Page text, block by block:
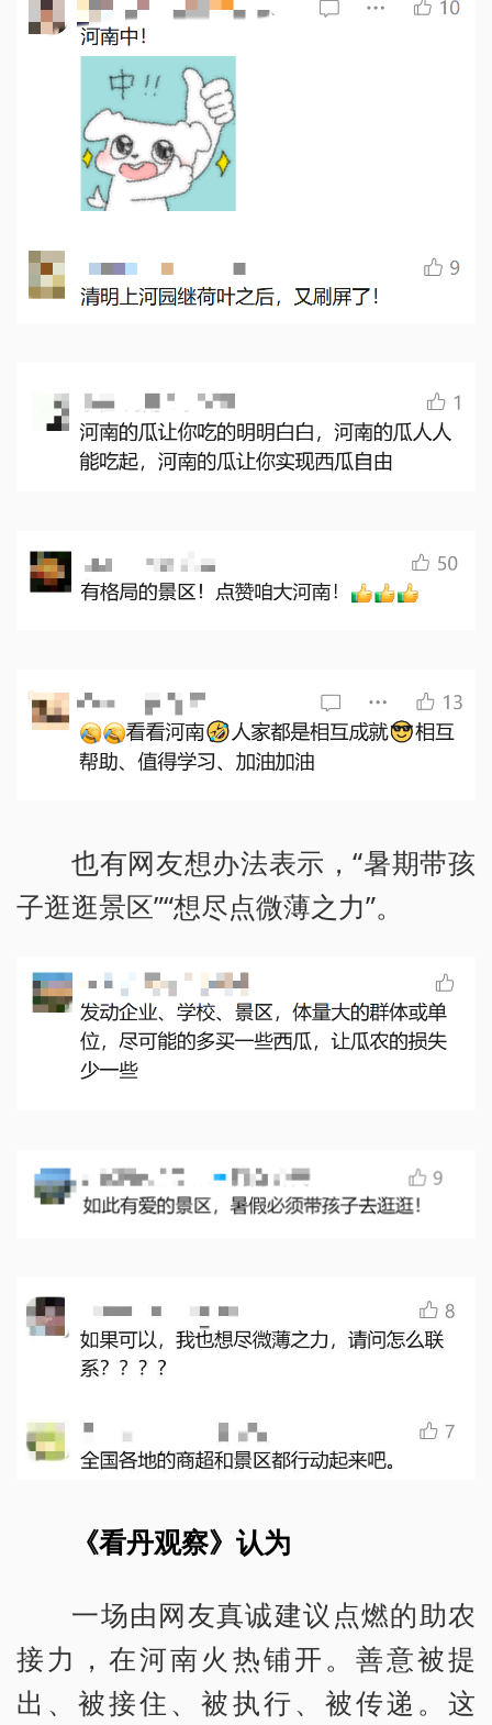
也有网友想办法表示，“暑期带孩
子逛逛景区”“想尽点微薄之力”。
《看丹观察》认为
一场由网友真诚建议点燃的助农
接力，在河南火热铺开。善意被提
出、被接住、被执行、被传递。这